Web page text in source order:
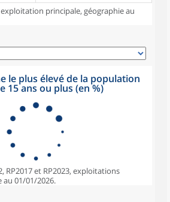
exploitation principale, géographie au
le plus élevé de la population
15 ans ou plus (en %)
RP2017 et RP2023, exploitations
au 01/01/2026.